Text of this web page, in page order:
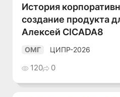
История
создание продукта
Алексей CICADA8
ОМГ ЦИПР-2026
120 0